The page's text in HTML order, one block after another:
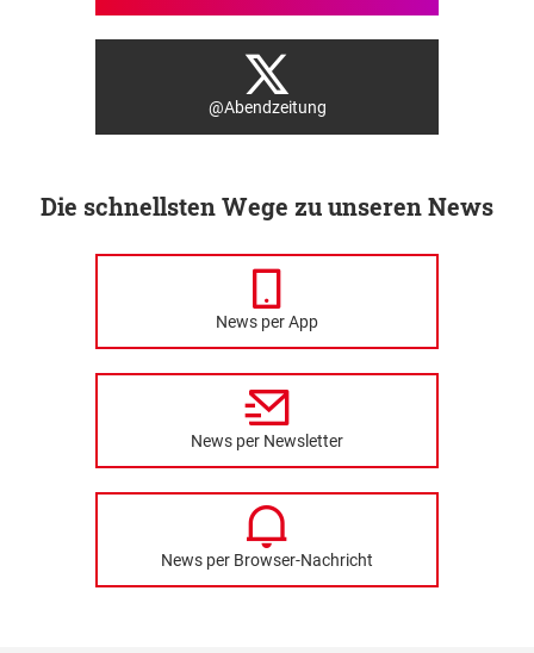
@Abendzeitung
Die schnellsten Wege zu unseren News
News per App
News per Newsletter
News per Browser-Nachricht